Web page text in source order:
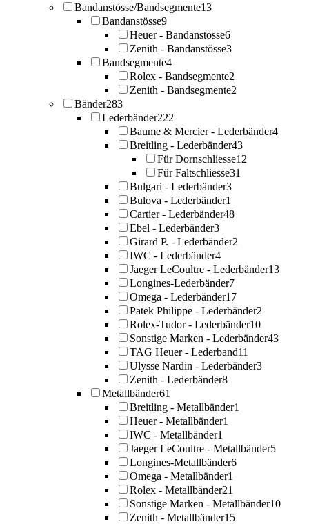
Bandanstösse/Bandsegmente13
Bandanstösse9
Heuer - Bandanstösse6
Zenith - Bandanstösse3
Bandsegmente4
Rolex - Bandsegmente2
Zenith - Bandsegmente2
Bänder283
Lederbänder222
Baume & Mercier - Lederbänder4
Breitling - Lederbänder43
Für Dornschliesse12
Für Faltschliesse31
Bulgari - Lederbänder3
Bulova - Lederbänder1
Cartier - Lederbänder48
Ebel - Lederbänder3
Girard P. - Lederbänder2
IWC - Lederbänder4
Jaeger LeCoultre - Lederbänder13
Longines-Lederbänder7
Omega - Lederbänder17
Patek Philippe - Lederbänder2
Rolex-Tudor - Lederbänder10
Sonstige Marken - Lederbänder43
TAG Heuer - Lederband11
Ulysse Nardin - Lederbänder3
Zenith - Lederbänder8
Metallbänder61
Breitling - Metallbänder1
Heuer - Metallbänder1
IWC - Metallbänder1
Jaeger LeCoultre - Metallbänder5
Longines-Metallbänder6
Omega - Metallbänder1
Rolex - Metallbänder21
Sonstige Marken - Metallbänder10
Zenith - Metallbänder15